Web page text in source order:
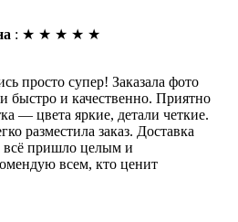
: ★ ★ ★ ★ ★
просто супер! Заказала фото
быстро и качественно. Приятно
— цвета яркие, детали четкие.
разместила заказ. Доставка
всё пришло целым и
всем, кто ценит